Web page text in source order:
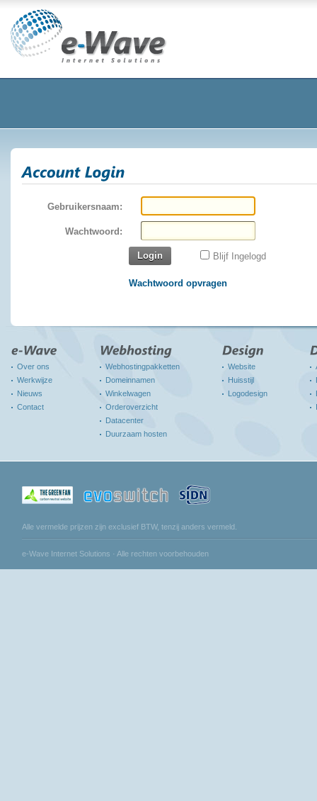
Gebruikersnaam:
Wachtwoord:
Login Blijf Ingelogd
Wachtwoord opvragen
Over ons
Werkwijze
Nieuws
Contact
Webhostingpakketten
Domeinnamen
Winkelwagen
Orderoverzicht
Datacenter
Duurzaam hosten
Website
Huisstijl
Logodesign
Alle vermelde prijzen zijn exclusief BTW, tenzij anders vermeld.
e-Wave Internet Solutions · Alle rechten voorbehouden